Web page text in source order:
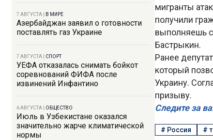
7 АВГУСТА В МИРЕ
Азербайджан заявил о готовности
поставлять газ Украине
7 АВГУСТА СПОРТ
УЕФА отказалась снимать бойкот
соревнований ФИФА после
извинений Инфантино
6 АВГУСТА ОБЩЕСТВО
Июль в Узбекистане оказался
значительно жарче климатической
нормы
мигранты
получили
выполняешь
Бастрыкин.
Ранее
который
Украину.
призыву.
Следите за
# Россия #